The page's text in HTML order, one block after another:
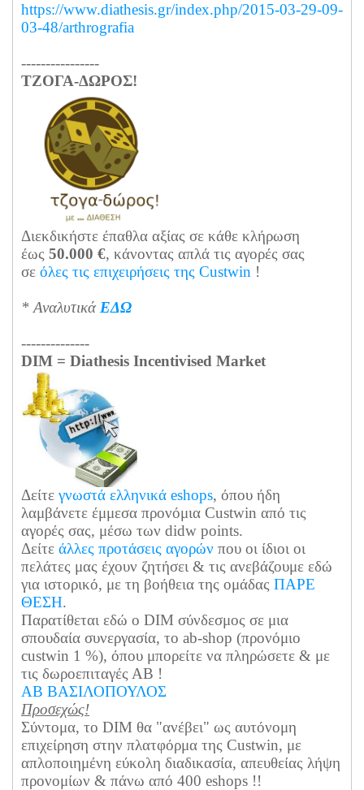
https://www.diathesis.gr/index.php/2015-03-29-09-
03-48/arthrografia
----------------
ΤΖΟΓΑ-ΔΩΡΟΣ!
Διεκδικήστε έπαθλα αξίας σε κάθε κλήρωση
έως 50.000 €, κάνοντας απλά τις αγορές σας
σε όλες τις επιχειρήσεις της Custwin !
*Αναλυτικά ΕΔΩ
--------------
DIM = Diathesis Incentivised Market
Δείτε γνωστά ελληνικά eshops, όπου ήδη
λαμβάνετε έμμεσα προνόμια Custwin από τις
αγορές σας, μέσω των didw points.
Δείτε άλλες προτάσεις αγορών που οι ίδιοι οι
πελάτες μας έχουν ζητήσει & τις ανεβάζουμε εδώ
για ιστορικό, με τη βοήθεια της ομάδας ΠΑΡΕ
ΘΕΣΗ.
Παρατίθεται εδώ ο DIM σύνδεσμος σε μια
σπουδαία συνεργασία, το ab-shop (προνόμιο
custwin 1 %), όπου μπορείτε να πληρώσετε & με
τις δωροεπιταγές ΑΒ !
ΑΒ ΒΑΣΙΛΟΠΟΥΛΟΣ
Προσεχώς!
Σύντομα, το DIM θα "ανέβει" ως αυτόνομη
επιχείρηση στην πλατφόρμα της Custwin, με
απλοποιημένη εύκολη διαδικασία, απευθείας λήψη
προνομίων & πάνω από 400 eshops !!